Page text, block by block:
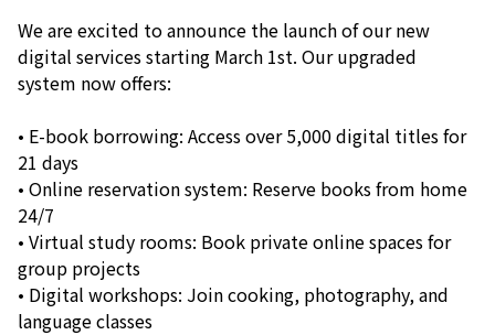
We are excited to announce the launch of our new
digital services starting March 1st. Our upgraded
system now offers:
• E-book borrowing: Access over 5,000 digital titles for
21 days
• Online reservation system: Reserve books from home
24/7
• Virtual study rooms: Book private online spaces for
group projects
• Digital workshops: Join cooking, photography, and
language classes